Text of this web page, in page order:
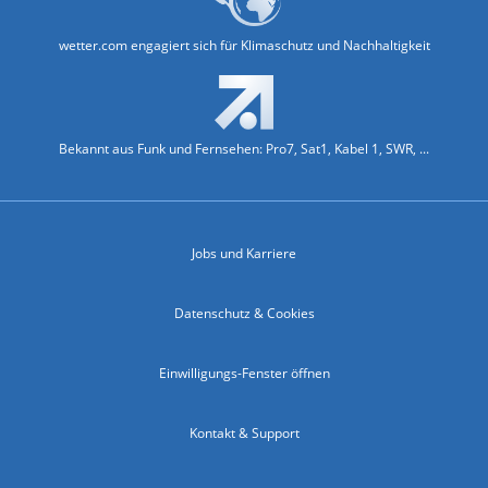
wetter.com engagiert sich für Klimaschutz und Nachhaltigkeit
Bekannt aus Funk und Fernsehen: Pro7, Sat1, Kabel 1, SWR, ...
Jobs und Karriere
Datenschutz & Cookies
Einwilligungs-Fenster öffnen
Kontakt & Support